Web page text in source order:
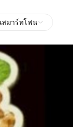
สมาร์ทโฟน